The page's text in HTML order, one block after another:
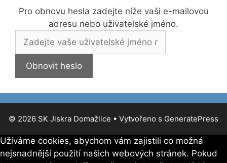
Pro obnovu hesla zadejte níže vaši e-mailovou
adresu nebo uživatelské jméno.
© 2026 SK Jiskra Domažlice • Vytvořeno s GeneratePress
Užíváme cookies, abychom vám zajistili co možná
nejsnadnější použití našich webových stránek. Pokud